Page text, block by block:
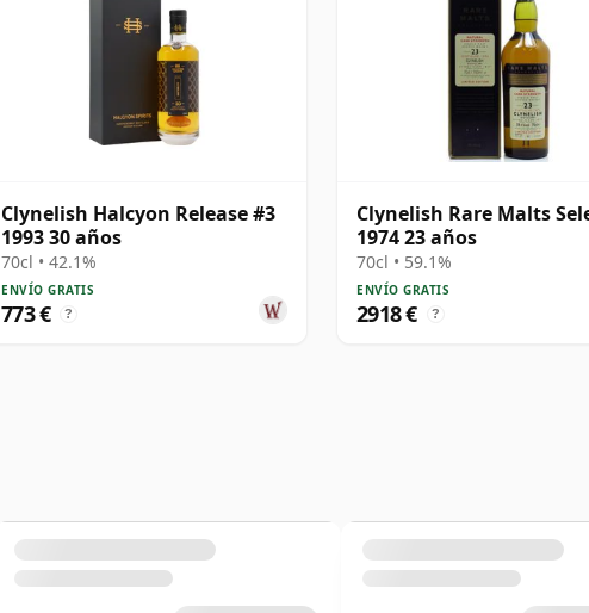
Clynelish Halcyon Release #3
1993 30 años
70cl • 42.1%
ENVÍO GRATIS
773 € ?
Clynelish Rare Malts
1974 23 años
70cl • 59.1%
ENVÍO GRATIS
2918 € ?